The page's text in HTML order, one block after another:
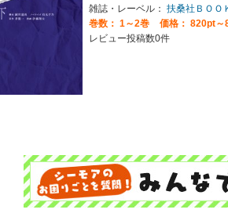
雑誌・レーベル： 扶桑社ＢＯＯ
巻数： 1～2巻
価格： 820pt～
レビュー投稿数0件